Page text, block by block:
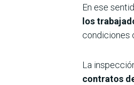
En ese
los
condiciones
La
contratos